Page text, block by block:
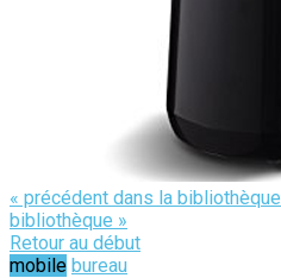
« précédent dans la bibliothèque
bibliothèque »
Retour au début
mobile bureau